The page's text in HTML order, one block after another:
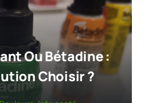
Ou Bétadine :
Choisir ?